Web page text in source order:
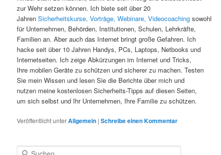
zur Wehr setzen können. Ich biete seit über 20
JahrenSicherheitskurse, Vorträge, Webinare, Videocoaching sowohl
für Unternehmen, Behörden, Institutionen, Schulen, Lehrkräfte,
Familien an. Aber auch das Internet bringt große Gefahren. Ich
hacke seit über 10 Jahren Handys, PCs, Laptops, Netbooks und
Internetseiten. Ich zeige Abkürzungen im Internet und Tricks,
Ihre mobilen Geräte zu schützen und sicherer zu machen. Testen
Sie mein Wissen und lesen Sie die Berichte über mich und
nutzen meine kostenlosen Sicherheits-Tipps auf diesen Seiten,
um sich selbst und Ihr Unternehmen, Ihre Familie zu schützen.
Veröffentlicht unterAllgemein |Schreibe einen Kommentar